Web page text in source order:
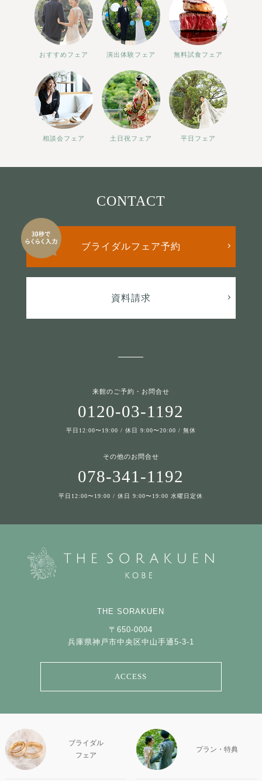
おすすめフェア 演出体験フェア 無料試食フェア
相談会フェア 土日祝フェア 平日フェア
CONTACT
ブライダルフェア予約
資料請求
来館のご予約・お問合せ
0120-03-1192
平日12:00〜19:00 / 休日 9:00〜20:00 / 無休
その他のお問合せ
078-341-1192
平日12:00〜19:00 / 休日 9:00〜19:00 水曜日定休
THE SORAKUEN
〒650-0004
兵庫県神戸市中央区中山手通5-3-1
ACCESS
ブライダル
フェア
プラン・特典